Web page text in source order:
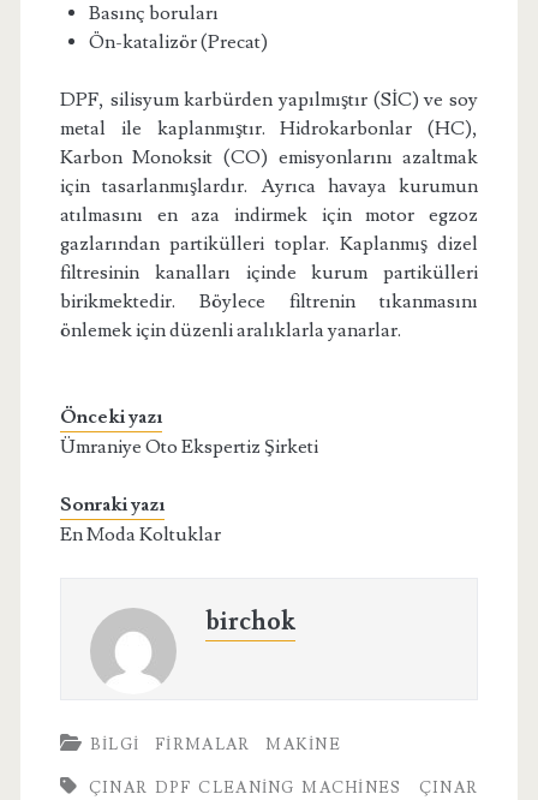
Basınç boruları
Ön-katalizör (Precat)
DPF, silisyum karbürden yapılmıştır (SİC) ve soy
metal ile kaplanmıştır. Hidrokarbonlar (HC),
Karbon Monoksit (CO) emisyonlarını azaltmak
için tasarlanmışlardır. Ayrıca havaya kurumun
atılmasını en aza indirmek için motor egzoz
gazlarından partikülleri toplar. Kaplanmış dizel
filtresinin kanalları içinde kurum partikülleri
birikmektedir. Böylece filtrenin tıkanmasını
önlemek için düzenli aralıklarla yanarlar.
Önceki yazı
Ümraniye Oto Ekspertiz Şirketi
Sonraki yazı
En Moda Koltuklar
birchok
BILGI FIRMALAR MAKINE
ÇINAR DPF CLEANING MACHINES
ÇINAR